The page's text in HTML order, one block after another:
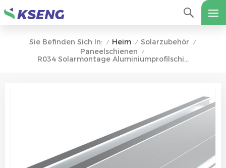
Sie Befinden Sich In: / Heim / Solarzubehör /
Paneelschienen /
R034 Solarmontage Aluminiumprofilschienen